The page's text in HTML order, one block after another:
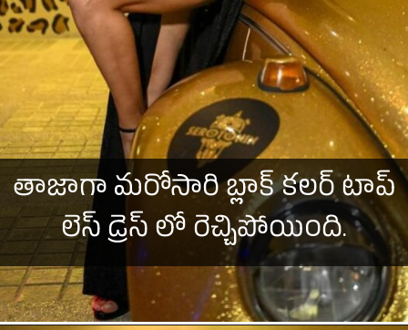
తాజాగా మరోసారి బ్లాక్ కలర్ టాప్
లెస్ డ్రెస్ లో రెచ్చిపోయింది.